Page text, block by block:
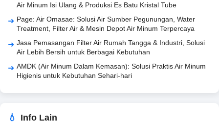
Air Minum Isi Ulang & Produksi Es Batu Kristal Tube
Page: Air Omasae: Solusi Air Sumber Pegunungan, Water
Treatment, Filter Air & Mesin Depot Air Minum Terpercaya
Jasa Pemasangan Filter Air Rumah Tangga & Industri, Solusi
Air Lebih Bersih untuk Berbagai Kebutuhan
AMDK (Air Minum Dalam Kemasan): Solusi Praktis Air Minum
Higienis untuk Kebutuhan Sehari-hari
Info Lain